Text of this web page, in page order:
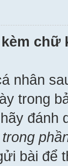
chữ
nhân
trong
bài để